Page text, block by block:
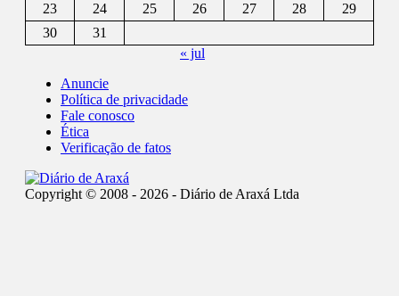
23
24 25 26 27 28
29
30
31
« jul
Anuncie
Política de privacidade
Fale conosco
Ética
Verificação de fatos
Copyright © 2008 - 2026 - Diário de Araxá Ltda